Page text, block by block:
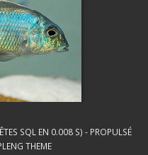
SQL EN 0.008 S) - PROPULSÉ
THEME